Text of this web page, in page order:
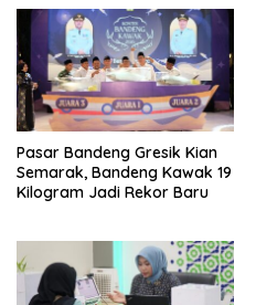
Pasar Bandeng Gresik Kian
Semarak, Bandeng Kawak 19
Kilogram Jadi Rekor Baru